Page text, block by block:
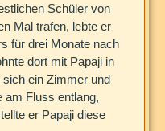
Schüler von
Mal trafen, lebte er
für drei Monate nach
dort mit Papaji in
ein Zimmer und
am Fluss entlang,
er Papaji diese